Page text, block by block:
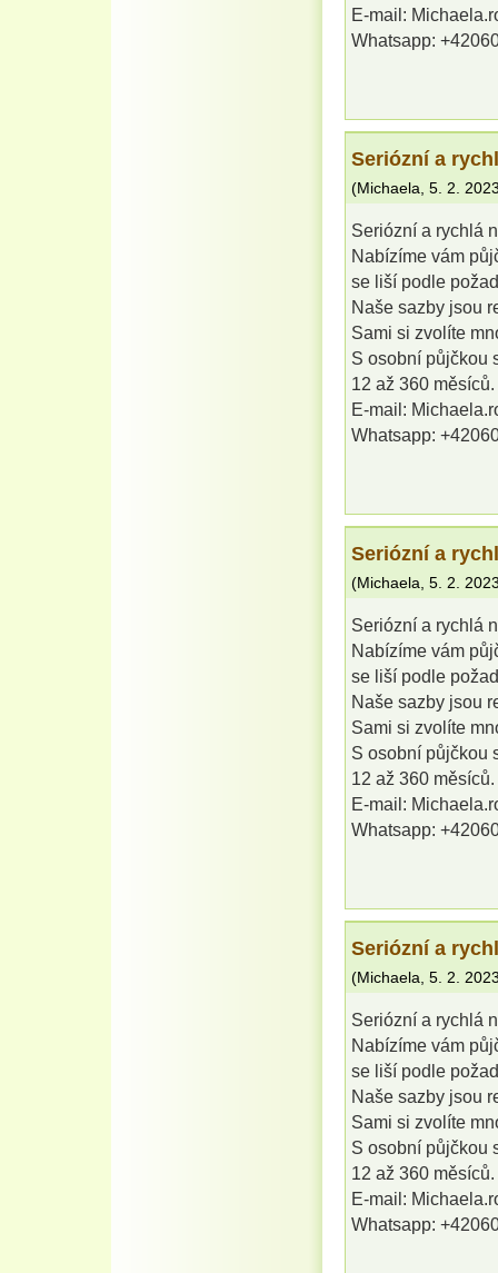
E-mail:
Whatsapp:
Seriózní a
(Michaela 5. 2.
Seriózní a rychlá
Nabízíme vám
se liší podle
Naše sazby jsou
Sami si zvolíte
S osobní půjčkou
12 až 360 měsíců.
E-mail:
Whatsapp:
Seriózní a
(Michaela 5. 2.
Seriózní a rychlá
Nabízíme vám
se liší podle
Naše sazby jsou
Sami si zvolíte
S osobní půjčkou
12 až 360 měsíců.
E-mail:
Whatsapp:
Seriózní a
(Michaela 5. 2.
Seriózní a rychlá
Nabízíme vám
se liší podle
Naše sazby jsou
Sami si zvolíte
S osobní půjčkou
12 až 360 měsíců.
E-mail:
Whatsapp: